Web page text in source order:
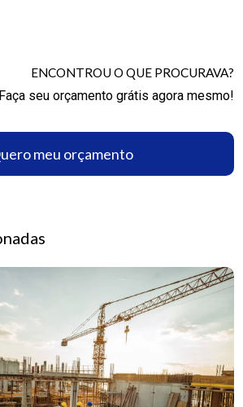
ENCONTROU O QUE PROCURAVA?
Faça seu orçamento grátis agora mesmo!
meu orçamento